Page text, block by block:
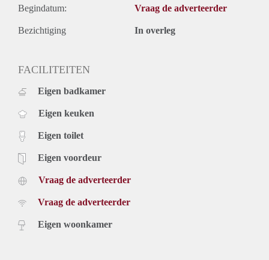
Begindatum: Vraag de adverteerder
Bezichtiging In overleg
FACILITEITEN
Eigen badkamer
Eigen keuken
Eigen toilet
Eigen voordeur
Vraag de adverteerder
Vraag de adverteerder
Eigen woonkamer